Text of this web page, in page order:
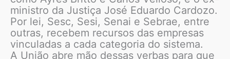
ministro da Justiça José Eduardo Cardozo.
Por lei, Sesc, Sesi, Senai e Sebrae, entre
outras, recebem recursos das empresas
vinculadas a cada categoria do sistema.
A União abre mão dessas verbas para que